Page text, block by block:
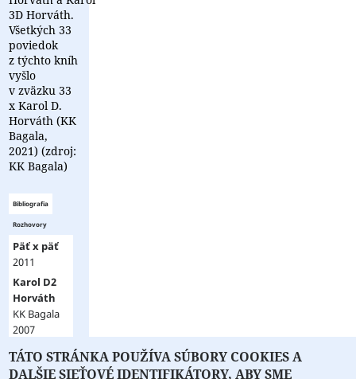
3D Horváth.
Všetkých 33
poviedok
z týchto kníh
vyšlo
v zväzku 33
x Karol D.
Horváth (KK
Bagala,
2021) (zdroj:
KK Bagala)
Bibliografia
Rozhovory
Päť x päť
2011
Karol D2
Horváth
KK Bagala
2007
Karol 3D
Horváth
▼ zobraziť
TÁTO STRÁNKA POUŽÍVA SÚBORY COOKIES A
DALŠIE SIEŤOVÉ IDENTIFIKÁTORY, ABY SME